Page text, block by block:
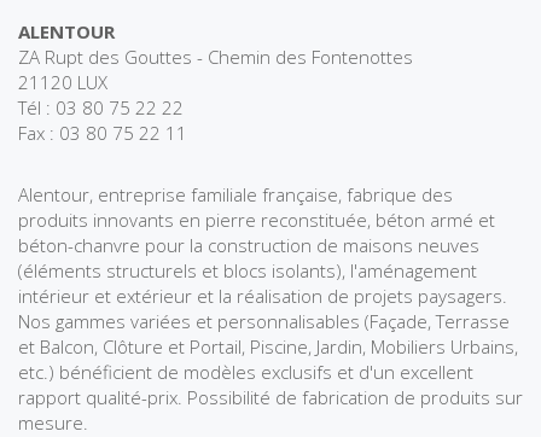
ALENTOUR
ZA Rupt des Gouttes - Chemin des Fontenottes
21120 LUX
Tél : 03 80 75 22 22
Fax : 03 80 75 22 11
Alentour, entreprise familiale française, fabrique des
produits innovants en pierre reconstituée, béton armé et
béton-chanvre pour la construction de maisons neuves
(éléments structurels et blocs isolants), l'aménagement
intérieur et extérieur et la réalisation de projets paysagers.
Nos gammes variées et personnalisables (Façade, Terrasse
et Balcon, Clôture et Portail, Piscine, Jardin, Mobiliers Urbains,
etc.) bénéficient de modèles exclusifs et d'un excellent
rapport qualité-prix. Possibilité de fabrication de produits sur
mesure.